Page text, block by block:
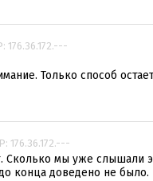
176.36.172.---
Только способ
176.36.172.---
Сколько мы уже слышали
конца доведено не было.